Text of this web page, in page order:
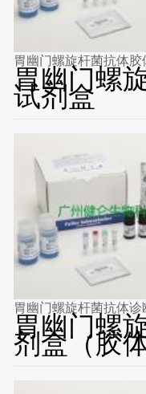
胃幽门螺旋杆菌抗体胶
胃幽门螺
试剂盒
胃幽门螺旋杆菌抗体诊
胃幽门螺
剂盒（胶